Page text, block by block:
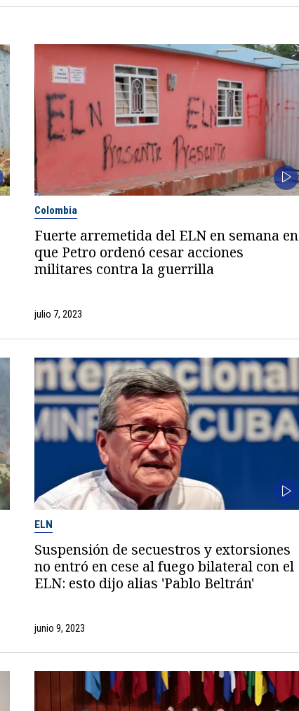
Colombia
Fuerte arremetida del ELN en semana en
que Petro ordenó cesar acciones
militares contra la guerrilla
julio 7, 2023
ELN
Suspensión de secuestros y extorsiones
no entró en cese al fuego bilateral con el
ELN: esto dijo alias 'Pablo Beltrán'
junio 9, 2023